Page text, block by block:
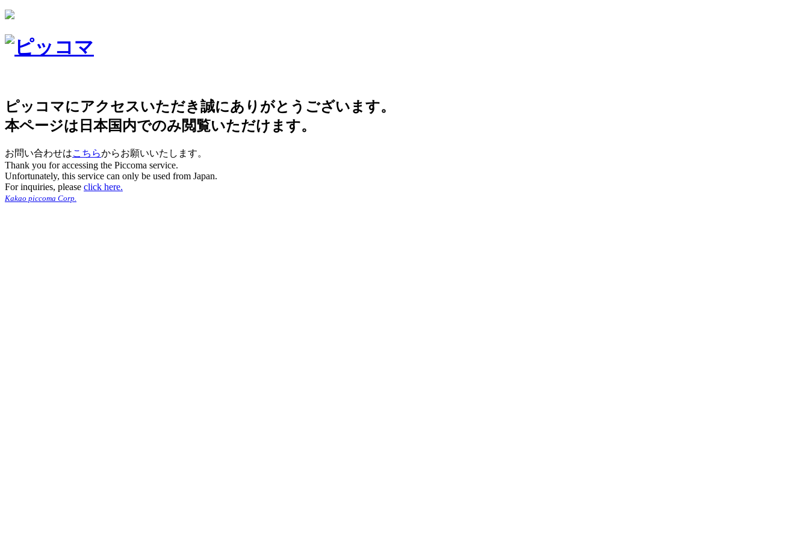
ピッコマにアクセスいただき誠にありがとうございます。
本ページは日本国内でのみ閲覧いただけます。
お問い合わせはこちらからお願いいたします。
Thank you for accessing the Piccoma service.
Unfortunately, this service can only be used from Japan.
For inquiries, please click here.
Kakao piccoma Corp.